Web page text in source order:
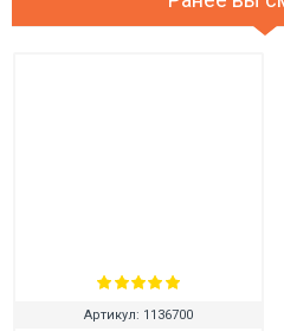
Артикул: 1136700